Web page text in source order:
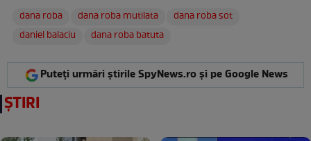
dana roba
dana roba mutilata
dana roba sot
daniel balaciu
dana roba batuta
Puteți urmări știrile SpyNews.ro și pe Google News
ȘTIRI